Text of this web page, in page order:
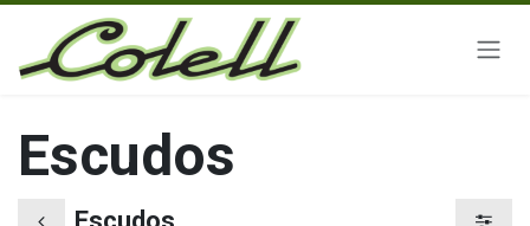
Ir al contenido
Escudos